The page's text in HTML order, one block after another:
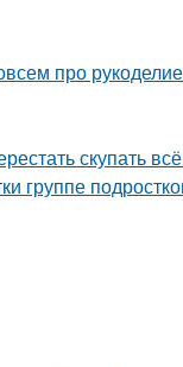
про
скупать
группе